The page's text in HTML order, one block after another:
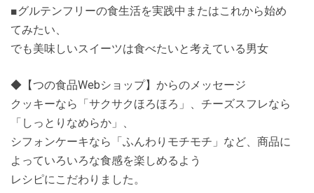
■グルテンフリーの食生活を実践中またはこれから始め
てみたい、
でも美味しいスイーツは食べたいと考えている男女
◆【つの食品Webショップ】からのメッセージ
クッキーなら「サクサクほろほろ」、チーズスフレなら
「しっとりなめらか」、
シフォンケーキなら「ふんわりモチモチ」など、商品に
よっていろいろな食感を楽しめるよう
レシピにこだわりました。